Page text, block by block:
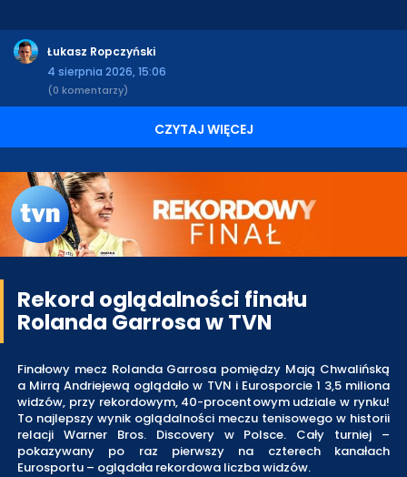
Łukasz Ropczyński
4 sierpnia 2026, 15:06
(0 komentarzy)
CZYTAJ WIĘCEJ
Rekord oglądalności finału
Rolanda Garrosa w TVN
Finałowy mecz Rolanda Garrosa pomiędzy Mają Chwalińską
a Mirrą Andriejewą oglądało w TVN i Eurosporcie 1 3,5 miliona
widzów, przy rekordowym, 40-procentowym udziale w rynku!
To najlepszy wynik oglądalności meczu tenisowego w historii
relacji Warner Bros. Discovery w Polsce. Cały turniej –
pokazywany po raz pierwszy na czterech kanałach
Eurosportu – oglądała rekordowa liczba widzów.